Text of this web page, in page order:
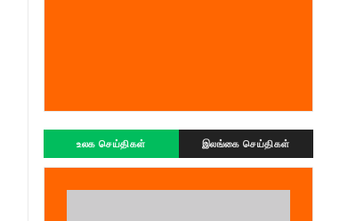
உலக செய்திகள் இலங்கை செய்திகள்